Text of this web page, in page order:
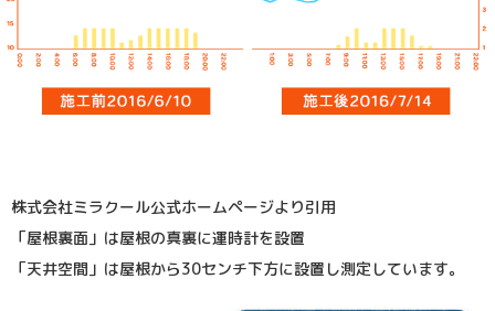
株式会社ミラクール公式ホームページより引用
「屋根裏面」は屋根の真裏に運時計を設置
「天井空間」は屋根から30センチ下方に設置し測定しています。